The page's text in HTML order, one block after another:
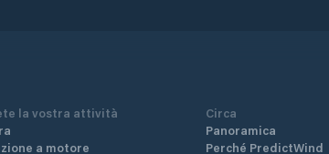
la vostra attività
a motore
Circa
Panoramica
Perché PredictWind